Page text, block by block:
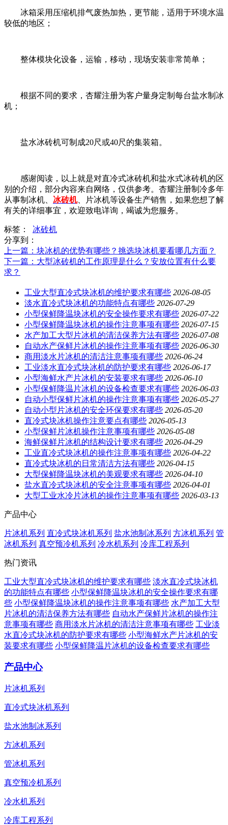
冰箱采用压缩机排气废热加热，更节能，适用于环境水温
较低的地区；
整体模块化设备，运输，移动，现场安装非常简单；
根据不同的要求，杏耀注册为客户量身定制每台盐水制冰
机；
盐水冰砖机可制成20尺或40尺的集装箱。
感谢阅读，以上就是对直冷式冰砖机和盐水式冰砖机的区
别的介绍，部分内容来自网络，仅供参考。杏耀注册制冷多年
从事制冰机、 冰砖机、片冰机等设备生产销售，如果您想了解
有关的详细事宜，欢迎致电详询，竭诚为您服务。
标签： 冰砖机
分享到：
上一篇 ：块冰机的优势有哪些？挑选块冰机要看哪几方面？
下一篇 ：大型冰砖机的工作原理是什么？安放位置有什么要
求？
工业大型直冷式块冰机的维护要求有哪些 2026-08-05
淡水直冷式块冰机的功能特点有哪些 2026-07-29
小型保鲜降温块冰机的安全操作要求有哪些 2026-07-22
小型保鲜降温块冰机的操作注意事项有哪些 2026-07-15
水产加工大型片冰机的清洁保养方法有哪些 2026-07-08
自动水产保鲜片冰机的操作注意事项有哪些 2026-06-30
商用淡水片冰机的清洁注意事项有哪些 2026-06-24
工业淡水直冷式块冰机的防护要求有哪些 2026-06-17
小型海鲜水产片冰机的安装要求有哪些 2026-06-10
小型保鲜降温片冰机的设备检查要求有哪些 2026-06-03
自动小型保鲜片冰机的操作注意事项有哪些 2026-05-27
自动小型片冰机的安全环保要求有哪些 2026-05-20
直冷式块冰机操作注意要点有哪些 2026-05-13
小型保鲜片冰机操作注意事项有哪些 2026-05-08
海鲜保鲜片冰机的结构设计要求有哪些 2026-04-29
工业直冷式块冰机的操作注意事项有哪些 2026-04-22
直冷式块冰机的日常清洁方法有哪些 2026-04-15
大型保鲜降温块冰机的美观要求有哪些 2026-04-10
盐水直冷式块冰机的安全注意事项有哪些 2026-04-01
大型工业水冷片冰机的操作注意事项有哪些 2026-03-13
产品中心
片冰机系列 直冷式块冰机系列 盐水池制冰系列 方冰机系列 管
冰机系列 真空预冷机系列 冷水机系列 冷库工程系列
热门资讯
工业大型直冷式块冰机的维护要求有哪些 淡水直冷式块冰机
的功能特点有哪些 小型保鲜降温块冰机的安全操作要求有哪
些 小型保鲜降温块冰机的操作注意事项有哪些 水产加工大型
片冰机的清洁保养方法有哪些 自动水产保鲜片冰机的操作注
意事项有哪些 商用淡水片冰机的清洁注意事项有哪些 工业淡
水直冷式块冰机的防护要求有哪些 小型海鲜水产片冰机的安
装要求有哪些 小型保鲜降温片冰机的设备检查要求有哪些
产品中心
片冰机系列
直冷式块冰机系列
盐水池制冰系列
方冰机系列
管冰机系列
真空预冷机系列
冷水机系列
冷库工程系列